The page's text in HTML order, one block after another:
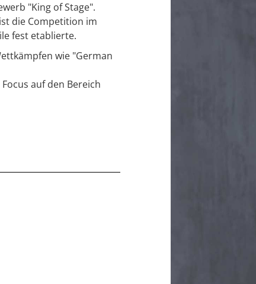
"King of Stage".
die Competition im
fest etablierte.
wie "German
auf den Bereich